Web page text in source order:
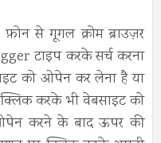
से गूगल क्रोम ब्राउज़र
टाइप करके सर्च करना
को ओपेन कर लेना है या
क्लिक करके भी वेबसाइट को
करने के बाद ऊपर की